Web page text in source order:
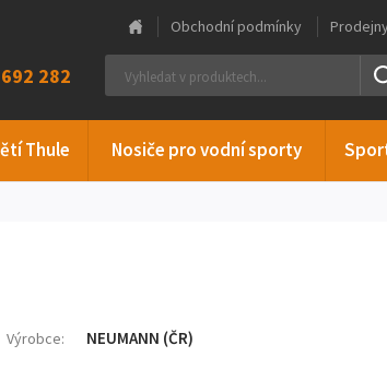
282
Thule Nosiče pro vodní sporty
Obchodní podmínky
Výrobce: NEUMANN (ČR)